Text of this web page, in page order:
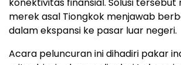
merek asal Tiongkok menjawab
dalam ekspansi ke pasar luar negeri.
Acara peluncuran ini dihadiri pakar